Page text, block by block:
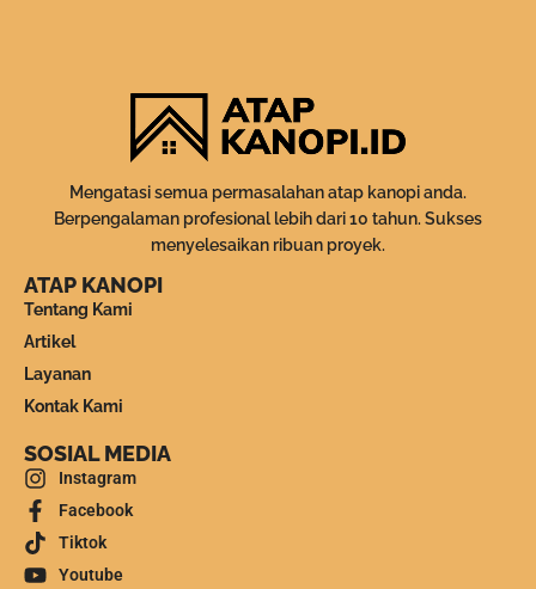
Mengatasi semua permasalahan atap kanopi anda.
Berpengalaman profesional lebih dari 10 tahun. Sukses
menyelesaikan ribuan proyek.
ATAP KANOPI
Tentang Kami
Artikel
Layanan
Kontak Kami
SOSIAL MEDIA
Instagram
Facebook
Tiktok
Youtube